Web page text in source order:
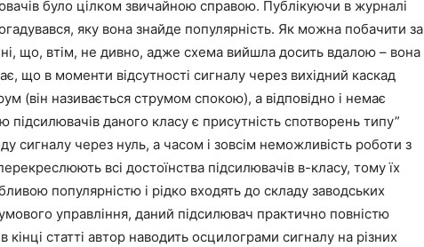
було цілком звичайною справою. Публікуючи в журналі
яку вона знайде популярність. Як можна побачити за
що, втім, не дивно, адже схема вийшла досить вдалою – вона
що в моменти відсутності сигналу через вихідний каскад
(він називається струмом спокою), а відповідно і немає
підсилювачів даного класу є присутність спотворень типу”
сигналу через нуль, а часом і зовсім неможливість роботи з
всі достоїнства підсилювачів в-класу, тому їх
популярністю і рідко входять до складу заводських
управління, даний підсилювач практично повністю
кінці статті автор наводить осцилограми сигналу на різних